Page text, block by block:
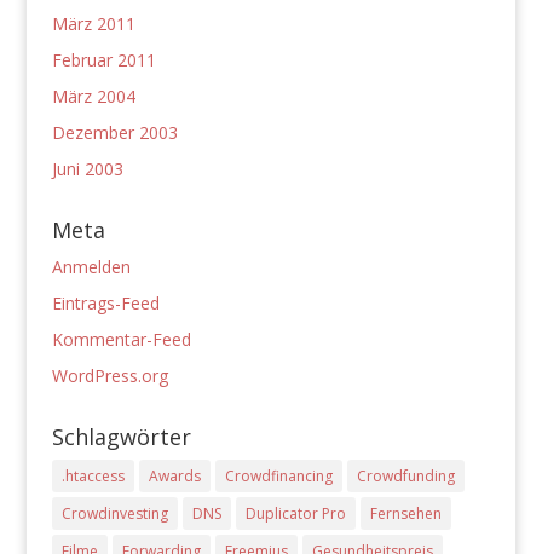
März 2011
Februar 2011
März 2004
Dezember 2003
Juni 2003
Meta
Anmelden
Eintrags-Feed
Kommentar-Feed
WordPress.org
Schlagwörter
.htaccess Awards Crowdfinancing
Crowdfunding
Crowdinvesting
DNS Duplicator Pro
Fernsehen